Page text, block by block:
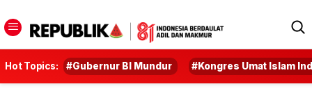
Hot Topics: #Gubernur BI Mundur #Kongres Umat Islam